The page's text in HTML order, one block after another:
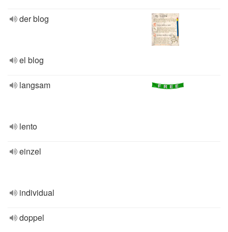
der blog
el blog
langsam
lento
einzel
individual
doppel